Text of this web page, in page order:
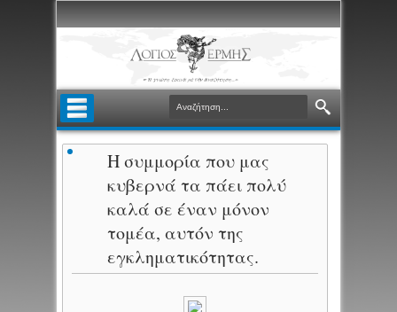
Η συμμορία που μας
κυβερνά τα πάει πολύ
καλά σε έναν μόνον
τομέα, αυτόν της
εγκληματικότητας.